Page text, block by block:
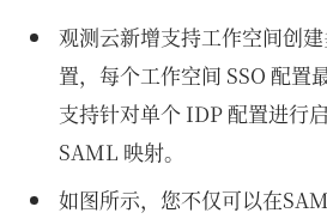
观测云新增支持工作空间创
置，每个工作空间 SSO 配置
支持针对单个 IDP 配置进行
SAML 映射。
如图所示，您不仅可以在